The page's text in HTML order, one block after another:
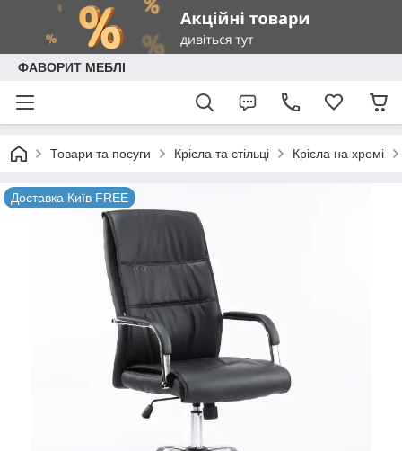
ФАВОРИТ МЕБЛІ
Товари та посуги Крісла та стільці Крісла на хромі
Доставка Київ FREE